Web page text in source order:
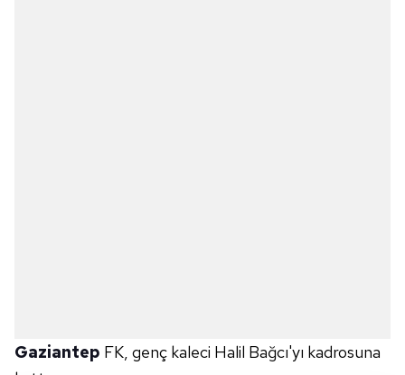
Gaziantep FK, genç kaleci Halil Bağcı'yı kadrosuna